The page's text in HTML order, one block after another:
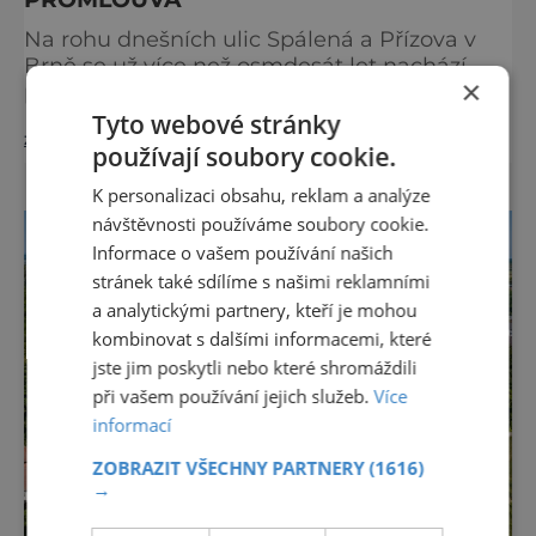
Na rohu dnešních ulic Spálená a Přízova v
Brně se už více než osmdesát let nachází
kolemjdoucích tuší, že právě zde stála jedna
z největších synagog v českých zemích –
monumentální stavba, která byla po
desetiletí symbolem sebevědomé a
prosperující židovské komunity. Brněnská
Velká synagoga byla slavnostně otevřena v
roce 1856, v době, kdy se město proměňovalo
zobrazit více >>
×
Tyto webové stránky
používají soubory cookie.
K personalizaci obsahu, reklam a analýze
návštěvnosti používáme soubory cookie.
Informace o vašem používání našich
stránek také sdílíme s našimi reklamními
a analytickými partnery, kteří je mohou
kombinovat s dalšími informacemi, které
jste jim poskytli nebo které shromáždili
při vašem používání jejich služeb.Více
informací
ZOBRAZIT VŠECHNY PARTNERY(1616)
→